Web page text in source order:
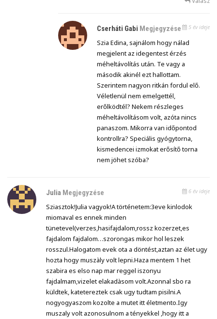
Cserháti Gabi Megjegyzése 5 év ideje
Szia Edina, sajnálom hogy nálad
megjelent az idegentest érzés
méheltávolítás után. Te vagy a
második akinél ezt hallottam.
Szerintem nagyon ritkán fordul elő.
Véletlenül nem emelgettél,
erőlködtél? Nekem részleges
méheltávolításom volt, azóta nincs
panaszom. Mikorra van időpontod
kontrollra? Speciális gyógytorna,
kismedencei izmokat erősítő torna
nem jöhet szóba?
Julia Megjegyzése 6 év ideje
Sziasztok!Julia vagyok!A történetem:3eve kinlodok
miomaval es ennek minden
tünetevel(verzes,hasifajdalom,rossz kozerzet,es
fajdalom fajdalom…szorongas mikor hol leszek
rosszul.Halogatom evek ota a döntést,aztan az élet ugy
hozta hogy muszàly volt lepni.Haza mentem 1 het
szabira es elso nap mar reggel iszonyu
fajdalmam,vizelet elakadàsom volt.Azonnal sbo ra
küldtek, katetereztek csak ugy tudtam pisilni.A
nogyogyaszom kozolte a mutet itt életmento.Igy
muszaly volt azonosulnom a tényekkel ,hogy itt a